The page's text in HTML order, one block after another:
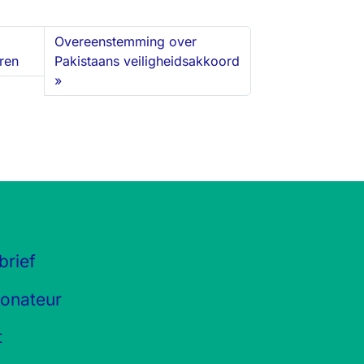
Overeenstemming over
Pakistaans veiligheidsakkoord